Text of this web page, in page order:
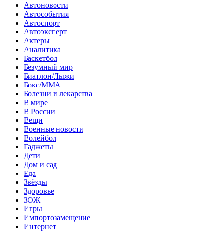
Автоновости
Автособытия
Автоспорт
Автоэксперт
Актеры
Аналитика
Баскетбол
Безумный мир
Биатлон/Лыжи
Бокс/MMA
Болезни и лекарства
В мире
В России
Вещи
Военные новости
Волейбол
Гаджеты
Дети
Дом и сад
Еда
Звёзды
Здоровье
ЗОЖ
Игры
Импортозамещение
Интернет